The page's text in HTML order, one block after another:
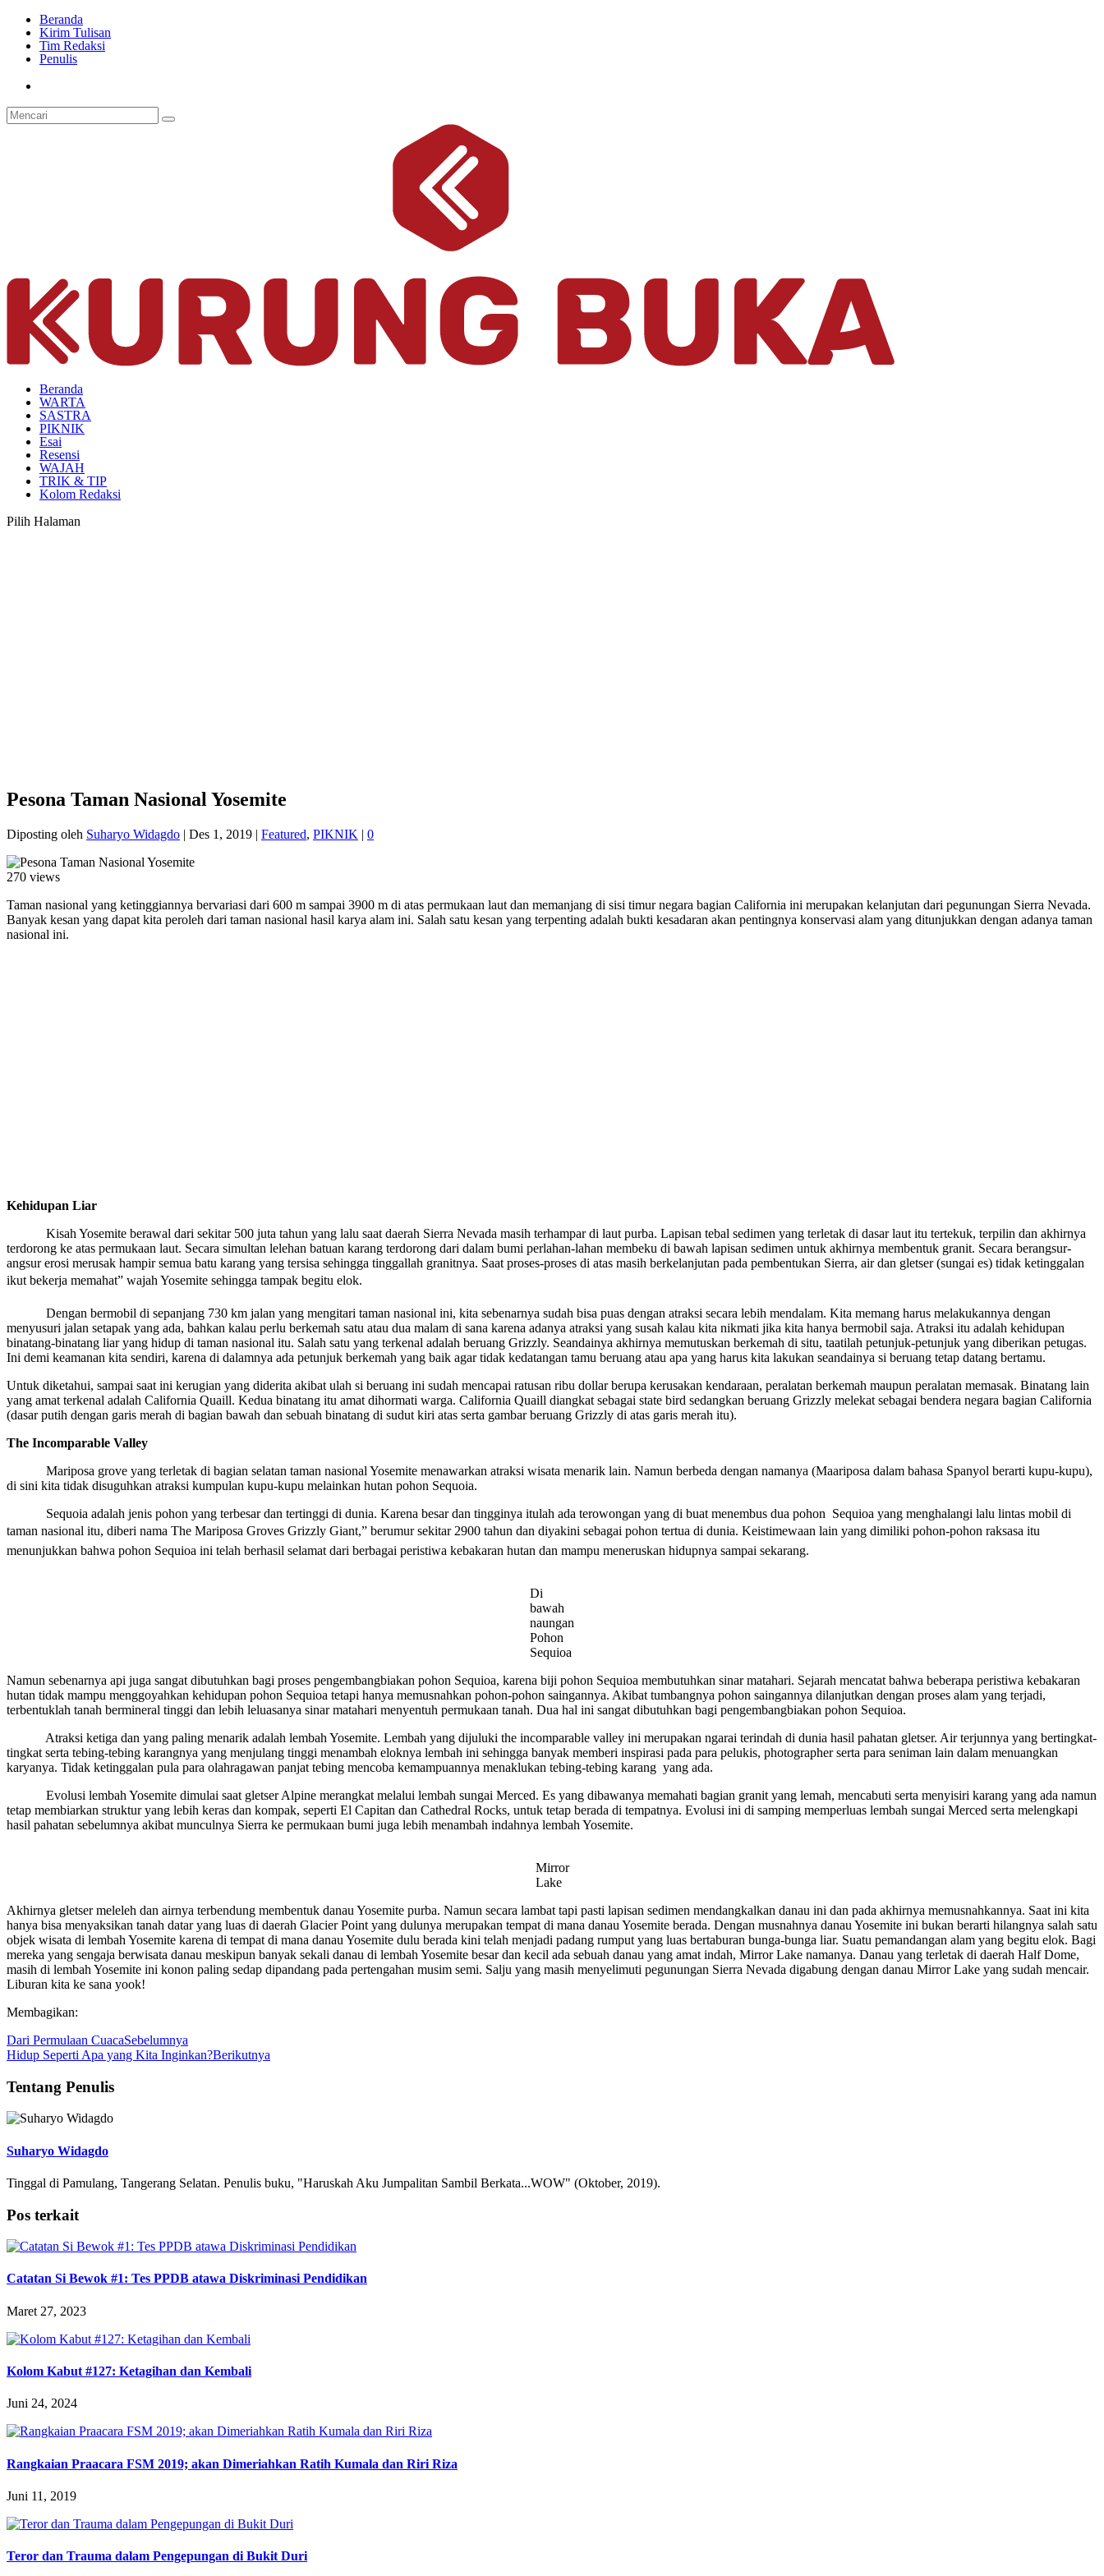
Beranda
Kirim Tulisan
Tim Redaksi
Penulis
Beranda
WARTA
SASTRA
PIKNIK
Esai
Resensi
WAJAH
TRIK & TIP
Kolom Redaksi
Pilih Halaman
Pesona Taman Nasional Yosemite
Diposting oleh Suharyo Widagdo | Des 1, 2019 | Featured, PIKNIK | 0
270 views
Taman nasional yang ketinggiannya bervariasi dari 600 m sampai 3900 m di atas permukaan laut dan memanjang di sisi timur negara bagian California ini merupakan kelanjutan dari pegunungan Sierra Nevada.
Banyak kesan yang dapat kita peroleh dari taman nasional hasil karya alam ini. Salah satu kesan yang terpenting adalah bukti kesadaran akan pentingnya konservasi alam yang ditunjukkan dengan adanya taman
nasional ini.
Kehidupan Liar
Kisah Yosemite berawal dari sekitar 500 juta tahun yang lalu saat daerah Sierra Nevada masih terhampar di laut purba. Lapisan tebal sedimen yang terletak di dasar laut itu tertekuk, terpilin dan akhirnya
terdorong ke atas permukaan laut. Secara simultan lelehan batuan karang terdorong dari dalam bumi perlahan-lahan membeku di bawah lapisan sedimen untuk akhirnya membentuk granit. Secara berangsur-
angsur erosi merusak hampir semua batu karang yang tersisa sehingga tinggallah granitnya. Saat proses-proses di atas masih berkelanjutan pada pembentukan Sierra, air dan gletser (sungai es) tidak ketinggalan
ikut bekerja memahat” wajah Yosemite sehingga tampak begitu elok.
Dengan bermobil di sepanjang 730 km jalan yang mengitari taman nasional ini, kita sebenarnya sudah bisa puas dengan atraksi secara lebih mendalam. Kita memang harus melakukannya dengan
menyusuri jalan setapak yang ada, bahkan kalau perlu berkemah satu atau dua malam di sana karena adanya atraksi yang susah kalau kita nikmati jika kita hanya bermobil saja. Atraksi itu adalah kehidupan
binatang-binatang liar yang hidup di taman nasional itu. Salah satu yang terkenal adalah beruang Grizzly. Seandainya akhirnya memutuskan berkemah di situ, taatilah petunjuk-petunjuk yang diberikan petugas.
Ini demi keamanan kita sendiri, karena di dalamnya ada petunjuk berkemah yang baik agar tidak kedatangan tamu beruang atau apa yang harus kita lakukan seandainya si beruang tetap datang bertamu.
Untuk diketahui, sampai saat ini kerugian yang diderita akibat ulah si beruang ini sudah mencapai ratusan ribu dollar berupa kerusakan kendaraan, peralatan berkemah maupun peralatan memasak. Binatang lain
yang amat terkenal adalah California Quaill. Kedua binatang itu amat dihormati warga. California Quaill diangkat sebagai state bird sedangkan beruang Grizzly melekat sebagai bendera negara bagian California
(dasar putih dengan garis merah di bagian bawah dan sebuah binatang di sudut kiri atas serta gambar beruang Grizzly di atas garis merah itu).
The Incomparable Valley
Mariposa grove yang terletak di bagian selatan taman nasional Yosemite menawarkan atraksi wisata menarik lain. Namun berbeda dengan namanya (Maariposa dalam bahasa Spanyol berarti kupu-kupu),
di sini kita tidak disuguhkan atraksi kumpulan kupu-kupu melainkan hutan pohon Sequoia.
Sequoia adalah jenis pohon yang terbesar dan tertinggi di dunia. Karena besar dan tingginya itulah ada terowongan yang di buat menembus dua pohon Sequioa yang menghalangi lalu lintas mobil di
taman nasional itu, diberi nama The Mariposa Groves Grizzly Giant,” berumur sekitar 2900 tahun dan diyakini sebagai pohon tertua di dunia. Keistimewaan lain yang dimiliki pohon-pohon raksasa itu
menunjukkan bahwa pohon Sequioa ini telah berhasil selamat dari berbagai peristiwa kebakaran hutan dan mampu meneruskan hidupnya sampai sekarang.
Di
bawah
naungan
Pohon
Sequioa
Namun sebenarnya api juga sangat dibutuhkan bagi proses pengembangbiakan pohon Sequioa, karena biji pohon Sequioa membutuhkan sinar matahari. Sejarah mencatat bahwa beberapa peristiwa kebakaran
hutan tidak mampu menggoyahkan kehidupan pohon Sequioa tetapi hanya memusnahkan pohon-pohon saingannya. Akibat tumbangnya pohon saingannya dilanjutkan dengan proses alam yang terjadi,
terbentuklah tanah bermineral tinggi dan lebih leluasanya sinar matahari menyentuh permukaan tanah. Dua hal ini sangat dibutuhkan bagi pengembangbiakan pohon Sequioa.
Atraksi ketiga dan yang paling menarik adalah lembah Yosemite. Lembah yang dijuluki the incomparable valley ini merupakan ngarai terindah di dunia hasil pahatan gletser. Air terjunnya yang bertingkat-
tingkat serta tebing-tebing karangnya yang menjulang tinggi menambah eloknya lembah ini sehingga banyak memberi inspirasi pada para pelukis, photographer serta para seniman lain dalam menuangkan
karyanya. Tidak ketinggalan pula para olahragawan panjat tebing mencoba kemampuannya menaklukan tebing-tebing karang yang ada.
Evolusi lembah Yosemite dimulai saat gletser Alpine merangkat melalui lembah sungai Merced. Es yang dibawanya memahati bagian granit yang lemah, mencabuti serta menyisiri karang yang ada namun
tetap membiarkan struktur yang lebih keras dan kompak, seperti El Capitan dan Cathedral Rocks, untuk tetap berada di tempatnya. Evolusi ini di samping memperluas lembah sungai Merced serta melengkapi
hasil pahatan sebelumnya akibat munculnya Sierra ke permukaan bumi juga lebih menambah indahnya lembah Yosemite.
Mirror
Lake
Akhirnya gletser meleleh dan airnya terbendung membentuk danau Yosemite purba. Namun secara lambat tapi pasti lapisan sedimen mendangkalkan danau ini dan pada akhirnya memusnahkannya. Saat ini kita
hanya bisa menyaksikan tanah datar yang luas di daerah Glacier Point yang dulunya merupakan tempat di mana danau Yosemite berada. Dengan musnahnya danau Yosemite ini bukan berarti hilangnya salah satu
objek wisata di lembah Yosemite karena di tempat di mana danau Yosemite dulu berada kini telah menjadi padang rumput yang luas bertaburan bunga-bunga liar. Suatu pemandangan alam yang begitu elok. Bagi
mereka yang sengaja berwisata danau meskipun banyak sekali danau di lembah Yosemite besar dan kecil ada sebuah danau yang amat indah, Mirror Lake namanya. Danau yang terletak di daerah Half Dome,
masih di lembah Yosemite ini konon paling sedap dipandang pada pertengahan musim semi. Salju yang masih menyelimuti pegunungan Sierra Nevada digabung dengan danau Mirror Lake yang sudah mencair.
Liburan kita ke sana yook!
Membagikan:
Dari Permulaan CuacaSebelumnya
Hidup Seperti Apa yang Kita Inginkan?Berikutnya
Tentang Penulis
Suharyo Widagdo
Tinggal di Pamulang, Tangerang Selatan. Penulis buku, "Haruskah Aku Jumpalitan Sambil Berkata...WOW" (Oktober, 2019).
Pos terkait
Catatan Si Bewok #1: Tes PPDB atawa Diskriminasi Pendidikan
Maret 27, 2023
Kolom Kabut #127: Ketagihan dan Kembali
Juni 24, 2024
Rangkaian Praacara FSM 2019; akan Dimeriahkan Ratih Kumala dan Riri Riza
Juni 11, 2019
Teror dan Trauma dalam Pengepungan di Bukit Duri